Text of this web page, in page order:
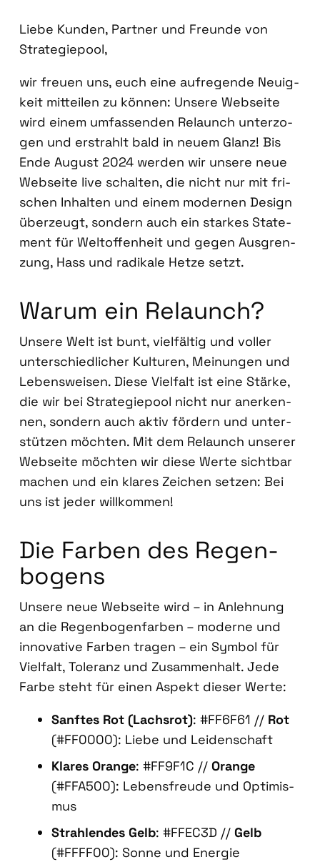
Lie­be Kun­den, Part­ner und Freun­de von
Stra­te­gie­pool,
wir freu­en uns, euch eine auf­re­gen­de Neu­ig­
keit mit­tei­len zu kön­nen: Unse­re Web­sei­te
wird einem umfas­sen­den Relaunch unter­zo­
gen und erstrahlt bald in neu­em Glanz! Bis
Ende August 2024 wer­den wir unse­re neue
Web­sei­te live schal­ten, die nicht nur mit fri­
schen Inhal­ten und einem moder­nen Design
über­zeugt, son­dern auch ein star­kes State­
ment für Welt­of­fen­heit und gegen Aus­gren­
zung, Hass und radi­ka­le Het­ze setzt.
War­um ein Relaunch?
Unse­re Welt ist bunt, viel­fäl­tig und vol­ler
unter­schied­li­cher Kul­tu­ren, Mei­nun­gen und
Lebens­wei­sen. Die­se Viel­falt ist eine Stär­ke,
die wir bei Stra­te­gie­pool nicht nur aner­ken­
nen, son­dern auch aktiv för­dern und unter­
stüt­zen möch­ten. Mit dem Relaunch unse­rer
Web­sei­te möch­ten wir die­se Wer­te sicht­bar
machen und ein kla­res Zei­chen set­zen: Bei
uns ist jeder will­kom­men!
Die Far­ben des Regen­
bo­gens
Unse­re neue Web­sei­te wird – in Anleh­nung
an die Regen­bo­gen­far­ben – moder­ne und
inno­va­ti­ve Far­ben tra­gen – ein Sym­bol für
Viel­falt, Tole­ranz und Zusam­men­halt. Jede
Far­be steht für einen Aspekt die­ser Wer­te:
Sanf­tes Rot (Lachs­rot): #FF6F61 // Rot
(#FF0000): Lie­be und Lei­den­schaft
Kla­res Oran­ge: #FF9F1C // Oran­ge
(#FFA500): Lebens­freu­de und Opti­mis­
mus
Strah­len­des Gelb: #FFEC3D // Gelb
(#FFFF00): Son­ne und Ener­gie